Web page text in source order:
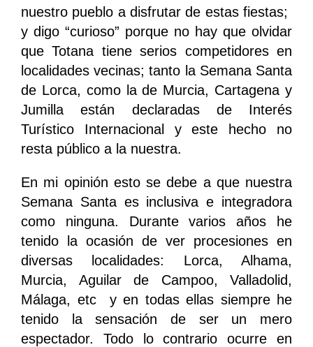
nuestro pueblo a disfrutar de estas fiestas;
y digo “curioso” porque no hay que olvidar
que Totana tiene serios competidores en
localidades vecinas; tanto la Semana Santa
de Lorca, como la de Murcia, Cartagena y
Jumilla están declaradas de Interés
Turístico Internacional y este hecho no
resta público a la nuestra.
En mi opinión esto se debe a que nuestra
Semana Santa es inclusiva e integradora
como ninguna. Durante varios años he
tenido la ocasión de ver procesiones en
diversas localidades: Lorca, Alhama,
Murcia, Aguilar de Campoo, Valladolid,
Málaga, etc y en todas ellas siempre he
tenido la sensación de ser un mero
espectador. Todo lo contrario ocurre en